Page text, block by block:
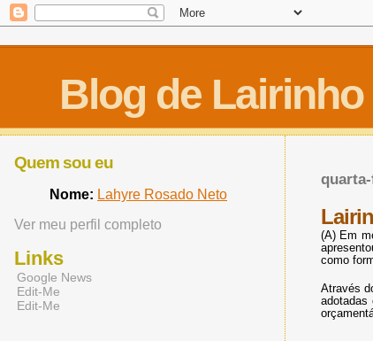
Blog de Lairinho
(A) Em
como
Através
adotadas
Quem sou eu
Nome: Lahyre Rosado Neto
Ver meu perfil completo
Links
Google News
Edit-Me
Edit-Me